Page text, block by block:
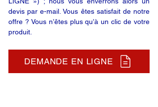
devis par e-mail. Vous êtes satisfait de notre
offre ? Vous n’êtes plus qu’à un clic de votre
produit.
DEMANDE EN LIGNE